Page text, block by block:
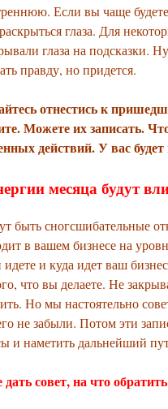
Если вы чаще будете
глаза. Для
глаза на подсказки.
правду, но придется.
отнестись к
Можете их записать.
действий. У вас
месяца будут
быть сногсшибательные
в вашем бизнесе на
и куда идет ваш
что вы делаете. Не
Но мы настоятельно
не забыли. Потом эти
и наметить дальнейший
совет, на что